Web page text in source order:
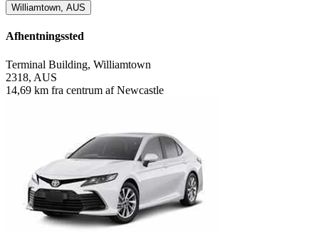
Williamtown, AUS
Afhentningssted
Terminal Building, Williamtown
2318, AUS
14,69 km fra centrum af Newcastle